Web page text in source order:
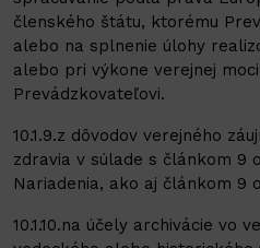
členského štátu, ktorému
alebo na splnenie úlohy
alebo pri výkone verejnej
Prevádzkovateľovi.
10.1.9.z dôvodov verejného
zdravia v súlade s článkom 9
Nariadenia, ako aj článkom 9
10.1.10.na účely archivácie vo